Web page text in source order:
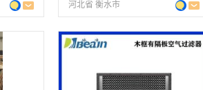
河北省 衡水市